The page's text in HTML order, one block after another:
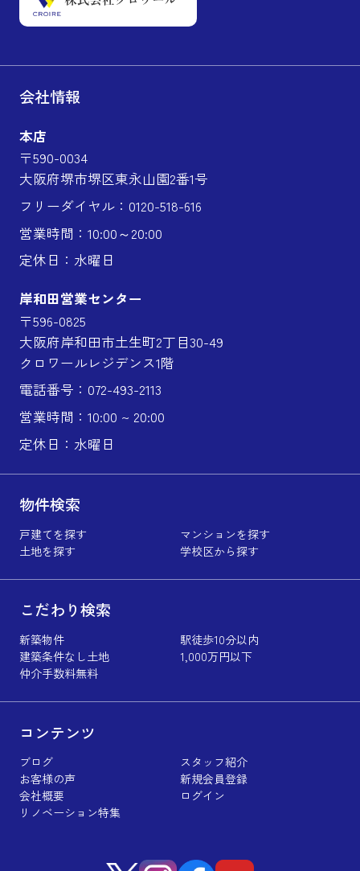
会社情報
本店
〒590-0034
大阪府堺市堺区東永山園2番1号
フリーダイヤル：0120-518-616
営業時間：10:00～20:00
定休日：水曜日
岸和田営業センター
〒596-0825
大阪府岸和田市土生町2丁目30-49
クロワールレジデンス1階
電話番号：072-493-2113
営業時間：10:00 ~ 20:00
定休日：水曜日
物件検索
戸建てを探す
マンションを探す
土地を探す
学校区から探す
こだわり検索
新築物件
駅徒歩10分以内
建築条件なし土地
1,000万円以下
仲介手数料無料
コンテンツ
ブログ
スタッフ紹介
お客様の声
新規会員登録
会社概要
ログイン
リノベーション特集